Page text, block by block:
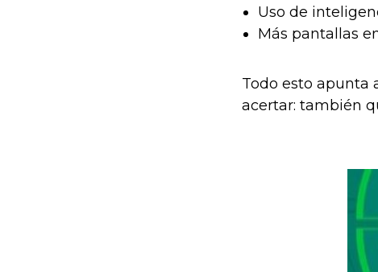
Uso de
Más pantallas
Todo esto apunta
acertar: también